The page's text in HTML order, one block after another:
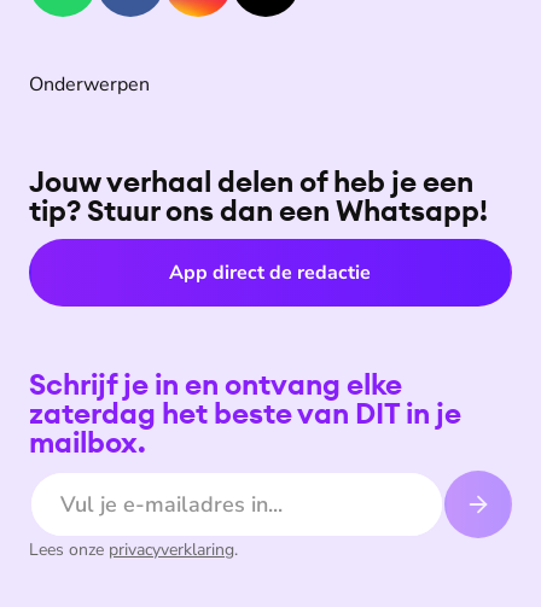
Onderwerpen
Jouw verhaal delen of heb je een
tip? Stuur ons dan een Whatsapp!
App direct de redactie
Schrijf je in en ontvang elke
zaterdag het beste van DIT in je
mailbox.
E-mailadres
Lees onze privacyverklaring.